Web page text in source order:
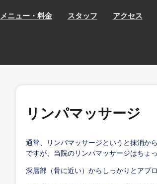
メニュー・料金 スタッフ アクセス
リンパマッサージ
通常、リンパマッサージというと抹消か
ですが、当院のリンパマッサージはちょっ
深層部（骨に近い）からしっかりとアプ